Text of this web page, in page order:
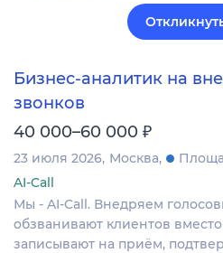
Бизнес-аналитик на
звонков
40 000–60 000 ₽
23 июля 2026 Москва
AI-Call
Мы - AI-Call. Внедряем
обзванивают клиентов
записывают на приём,